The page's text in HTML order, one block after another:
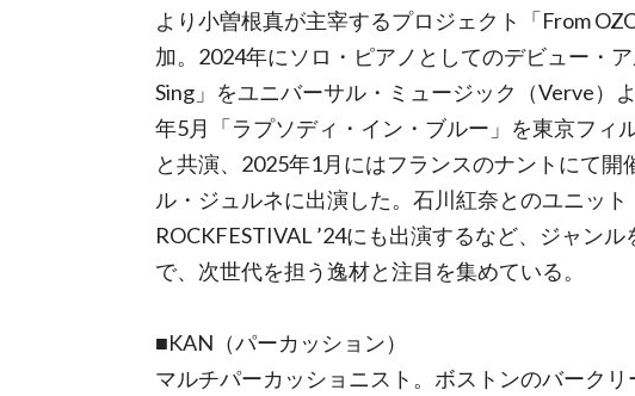
より小曽根真が主宰するプロジェクト「From
加。2024年にソロ・ピアノとしてのデビュー・
Sing」をユニバーサル・ミュージック（Verve）
年5月「ラプソディ・イン・ブルー」を東京フィ
と共演、2025年1月にはフランスのナントにて開
ル・ジュルネに出演した。石川紅奈とのユニット
ROCKFESTIVAL ’24にも出演するなど、ジャン
で、次世代を担う逸材と注目を集めている。
■KAN（パーカッション）
マルチパーカッショニスト。ボストンのバーク